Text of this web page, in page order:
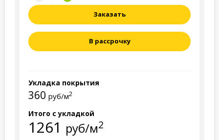
Заказать
В рассрочку
Укладка покрытия
360 руб/м2
Итого с укладкой
1261 руб/м2